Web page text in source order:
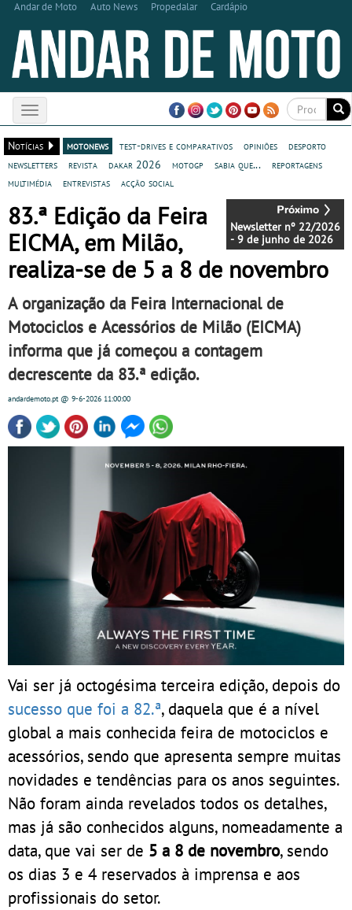
Andar de Moto Auto News Propedalar Cardápio
Toggle
navigation
Notícias
motonews test-drives e comparativos opiniões
desporto
newsletters
revista dakar 2026 motogp sabia que...
reportagens
multimédia
entrevistas acção social
Newsletter nº 22/2026
- 9 de junho de 2026
83.ª Edição da Feira
EICMA, em Milão,
realiza-se de 5 a 8 de novembro
A organização da Feira Internacional de
Motociclos e Acessórios de Milão (EICMA)
informa que já começou a contagem
decrescente da 83.ª edição.
andardemoto.pt@ 9-6-2026 11:00:00
Vai ser já octogésima terceira edição, depois do
sucesso que foi a 82.ª, daquela que é a nível
global a mais conhecida feira de motociclos e
acessórios, sendo que apresenta sempre muitas
novidades e tendências para os anos seguintes.
Não foram ainda revelados todos os detalhes,
mas já são conhecidos alguns, nomeadamente a
data, que vai ser de 5 a 8 de novembro, sendo
os dias 3 e 4 reservados à imprensa e aos
profissionais do setor.